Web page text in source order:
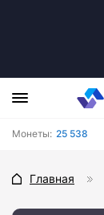
Монеты: 25 538
Главная